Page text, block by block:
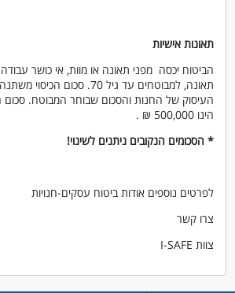
תאונות אישיות
הביטוח יכסה מפני תאונה או מוות, אי כושר
תאונה, למבוטחים עד גיל 70.
העיסוק של החנות והסכום שבוחר המבוטח. סכום
הינו 500,000 ₪ .
* הסכומים הנקובים ניתנים לשינוי!
לפרטים נוספים אודות ביטוח עסקים-חנויות
צרו קשר
צוות I-SAFE